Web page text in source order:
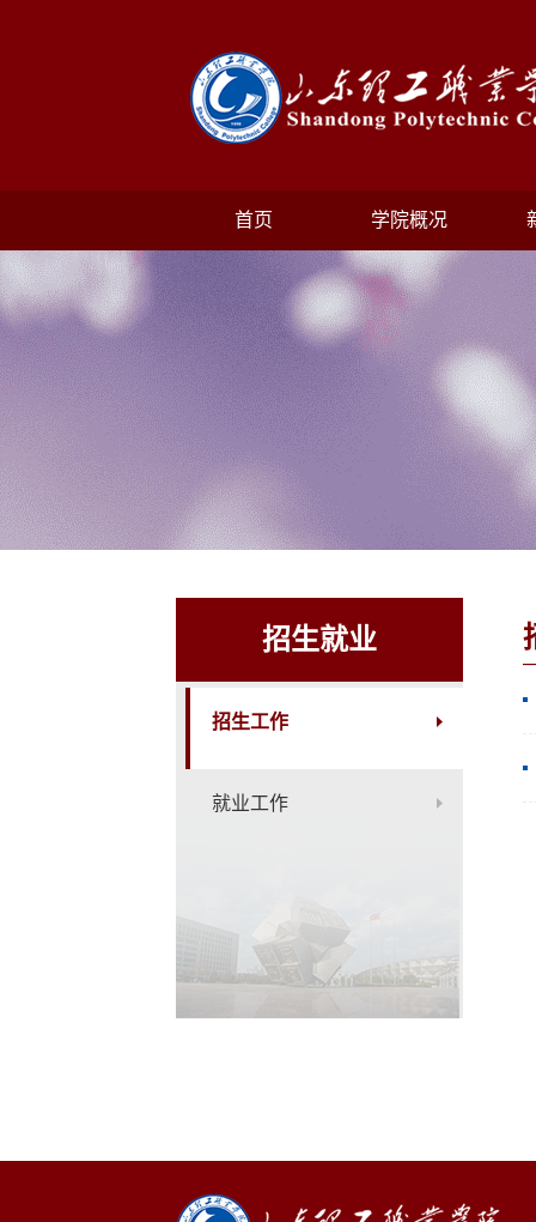
首页 学院概况
招生就业
招生工作
就业工作